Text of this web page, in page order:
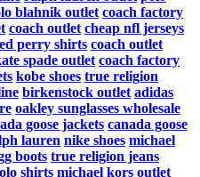
blahnik outlet coach factory
coach outlet cheap nfl jerseys
perry shirts coach outlet
spade outlet coach factory
kobe shoes true religion
birkenstock outlet adidas
oakley sunglasses wholesale
goose jackets canada goose
lauren nike shoes michael
boots true religion jeans
shirts michael kors outlet